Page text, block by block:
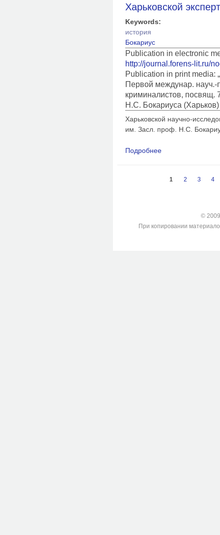
Харьковской
Keywords:
история
Бокариус
Publication in electronic
http://journal.forens-lit.ru/
Publication in print media:
Первой междунар. науч.-
криминалистов, посвящ.
Н.С. Бокариуса (Харьков)
Харьковской научно-
им. Засл. проф. Н.С.
Подробнее
Страницы1 2 3 4
©
При копировании